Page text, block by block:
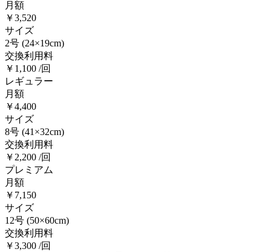
月額
￥3,520
サイズ
2号 (24×19cm)
交換利用料
￥1,100 /回
レギュラー
月額
￥4,400
サイズ
8号 (41×32cm)
交換利用料
￥2,200 /回
プレミアム
月額
￥7,150
サイズ
12号 (50×60cm)
交換利用料
￥3,300 /回